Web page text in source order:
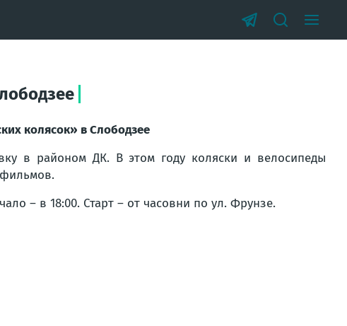
колясок» в Слободзее
в районом ДК. В этом году коляски и велосипеды
– в 18:00. Старт – от часовни по ул. Фрунзе.